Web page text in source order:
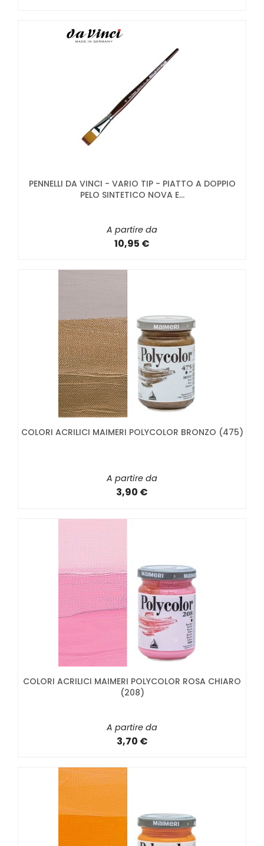
PENNELLI DA VINCI - VARIO TIP - PIATTO A DOPPIO
PELO SINTETICO NOVA E...
A partire da
10,95 €
COLORI ACRILICI MAIMERI POLYCOLOR BRONZO (475)
A partire da
3,90 €
COLORI ACRILICI MAIMERI POLYCOLOR ROSA CHIARO
(208)
A partire da
3,70 €